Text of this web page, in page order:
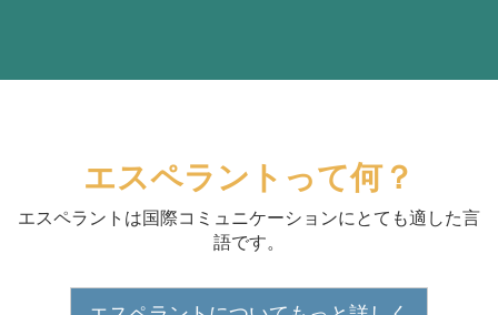
エスペラントって何？
エスペラントは国際コミュニケーションにとても適した言
語です。